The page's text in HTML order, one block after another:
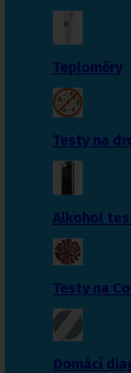
Teploměry
Testy na
Alkohol
Testy na
Domácí